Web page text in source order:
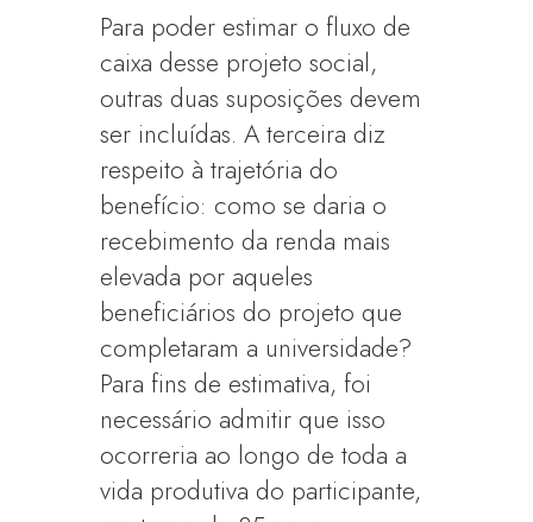
Para poder estimar o fluxo de
caixa desse projeto social,
outras duas suposições devem
ser incluídas. A terceira diz
respeito à trajetória do
benefício: como se daria o
recebimento da renda mais
elevada por aqueles
beneficiários do projeto que
completaram a universidade?
Para fins de estimativa, foi
necessário admitir que isso
ocorreria ao longo de toda a
vida produtiva do participante,